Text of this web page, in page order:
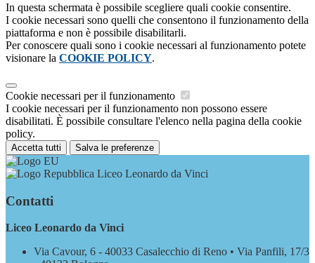
In questa schermata è possibile scegliere quali cookie consentire.
I cookie necessari sono quelli che consentono il funzionamento della
piattaforma e non è possibile disabilitarli.
Per conoscere quali sono i cookie necessari al funzionamento potete
visionare la COOKIE POLICY.
Cookie necessari per il funzionamento
I cookie necessari per il funzionamento non possono essere
disabilitati. È possibile consultare l'elenco nella pagina della cookie
policy.
Accetta tutti Salva le preferenze
Liceo Leonardo da Vinci
Contatti
Liceo Leonardo da Vinci
Via Cavour, 6 - 40033 Casalecchio di Reno • Via Panfili, 17/3